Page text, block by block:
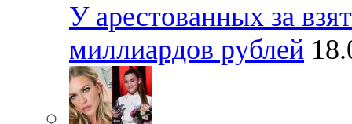
У арестованных за
миллиардов рублей